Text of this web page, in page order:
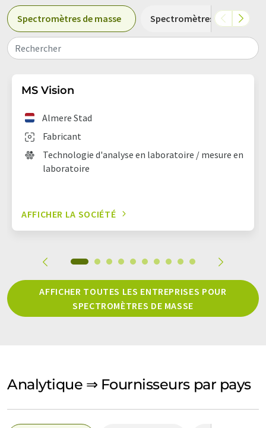
Spectromètres de masse Spectromètres
Rechercher
MS Vision
Fabricant
Almere Stad
Technologie d'analyse en laboratoire / mesure en
laboratoire
AFFICHER LA SOCIÉTÉ
AFFICHER TOUTES LES ENTREPRISES POUR
SPECTROMÈTRES DE MASSE
Analytique ⇒ Fournisseurs par pays